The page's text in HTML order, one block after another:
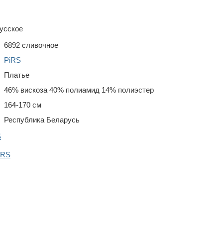
6892 сливочное
PiRS
Платье
46% вискоза 40% полиамид 14% полиэстер
164-170 см
Республика Беларусь